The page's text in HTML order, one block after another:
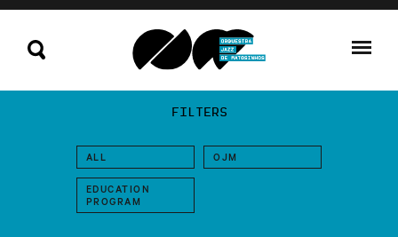
FILTERS
ALL OJM
EDUCATION
PROGRAM